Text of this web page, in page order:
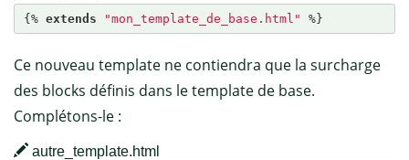
{% extends "mon_template_de_base.html" %}
Ce nouveau template ne contiendra que la surcharge
des blocks définis dans le template de base.
Complétons-le :
autre_template.html